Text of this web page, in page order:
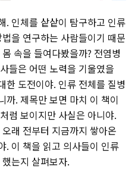
. 인체를 샅샅이 탐구하고 인류
을 연구하는 사람들이기 때문
속을 들여다봤을까? 전염병
들은 어떤 노력을 기울였을
한 도전이야. 인류 전체를 질병
까. 제목만 보면 마치 이 책이
럼 보이지만 사실은 아니야.
래 전부터 지금까지 쌓아온
. 이 책을 읽고 의사들이 인류
는지 살펴보자.